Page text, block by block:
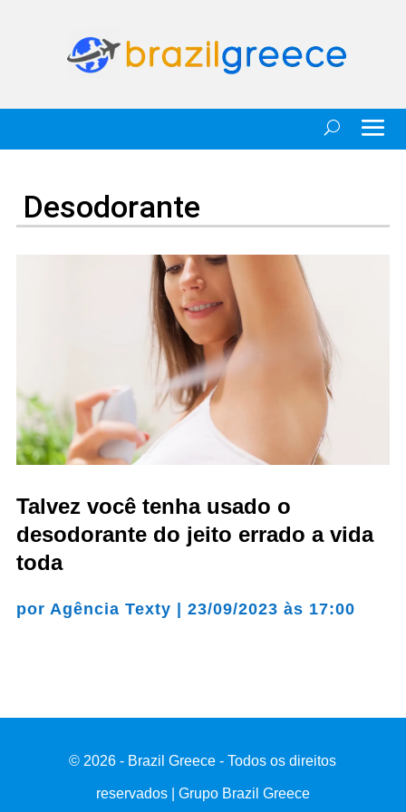
Desodorante
Talvez você tenha usado o
desodorante do jeito errado a vida
toda
por Agência Texty | 23/09/2023 às 17:00
© 2026 - Brazil Greece - Todos os direitos
reservados | Grupo Brazil Greece